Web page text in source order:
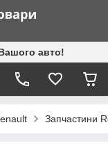
авто!
Запчастини